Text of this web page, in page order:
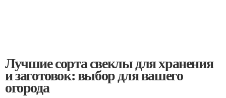
Лучшие сорта свеклы для хранения
и заготовок: выбор для вашего
огорода